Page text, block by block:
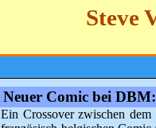
Steve
Neuer Comic bei
Ein Crossover zwischen